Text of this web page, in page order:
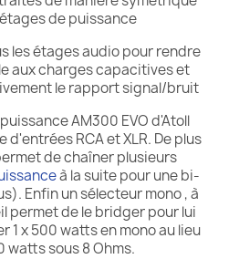
de puissance
les étages audio pour rendre
aux charges capacitives et
le rapport signal/bruit
AM300 EVO d'Atoll
RCA et XLR. De plus
de chaîner plusieurs
à la suite pour une bi-
Enfin un sélecteur mono , à
permet de le bridger pour lui
1 x 500 watts en mono au lieu
watts sous 8 Ohms.